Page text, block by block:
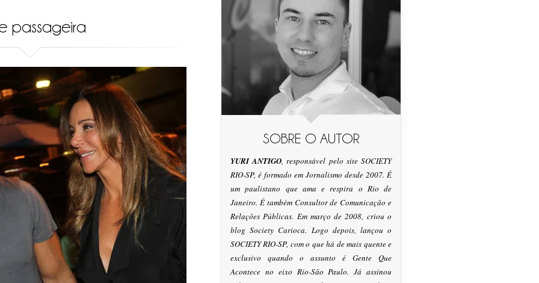
passageira
SOBRE O AUTOR
YURI ANTIGO, responsável pelo site SOCIETY
RIO-SP, é formado em Jornalismo desde 2007. É
um paulistano que ama e respira o Rio de
Janeiro. É também Consultor de Comunicação e
Relações Públicas. Em março de 2008, criou o
blog Society Carioca. Logo depois, lançou o
SOCIETY RIO-SP, com o que há de mais quente e
exclusivo quando o assunto é Gente Que
Acontece no eixo Rio-São Paulo. Já assinou